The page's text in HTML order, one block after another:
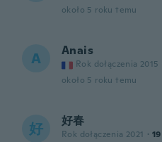
około 5 roku temu
A Anais
Rok dołączenia 2015
około 5 roku temu
好 好春
Rok dołączenia 2021 · 19